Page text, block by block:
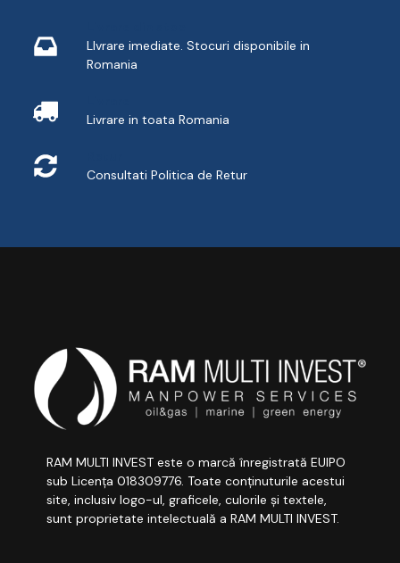
LIvrare imediate. Stocuri disponibile in
Romania
Livrare in toata Romania
Consultati Politica de Retur
RAM MULTI INVEST este o marcă înregistrată EUIPO
sub Licența 018309776. Toate conținuturile acestui
site, inclusiv logo-ul, graficele, culorile și textele,
sunt proprietate intelectuală a RAM MULTI INVEST.